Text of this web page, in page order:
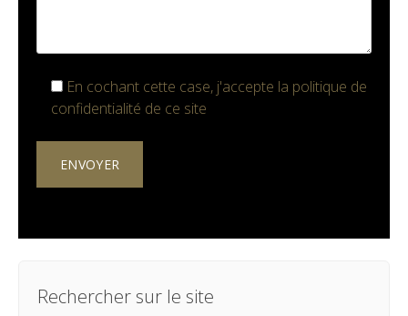
En cochant cette case, j'accepte la politique de
confidentialité de ce site
Rechercher sur le site